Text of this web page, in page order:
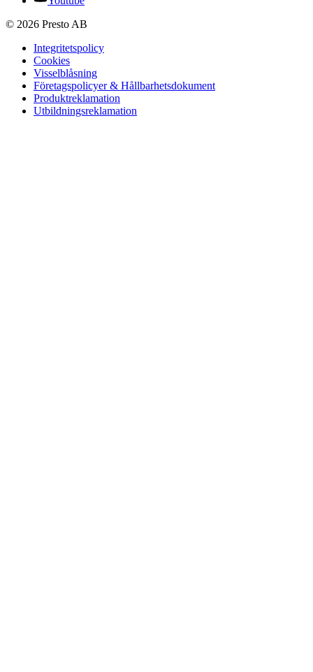
© 2026 Presto AB
Integritetspolicy
Cookies
Visselblåsning
Företagspolicyer & Hållbarhetsdokument
Produktreklamation
Utbildningsreklamation